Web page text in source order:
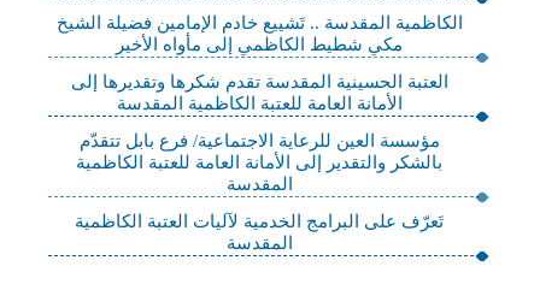
الكاظمية المقدسة .. تَشييع خادم الإمامين فضيلة الشيخ
مكي شطيط الكاظمي إلى مأواه الأخير
العتبة الحسينية المقدسة تقدم شكرها وتقديرها إلى
الأمانة العامة للعتبة الكاظمية المقدسة
مؤسسة العين للرعاية الاجتماعية/ فرع بابل تتقدّم
بالشكر والتقدير إلى الأمانة العامة للعتبة الكاظمية
المقدسة
تَعرّف على البرامج الخدمية لآليات العتبة الكاظمية
المقدسة